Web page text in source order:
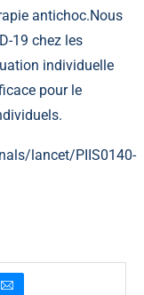
antichoc.Nous
19 chez les
individuelle
pour le
lancet/PIIS0140-